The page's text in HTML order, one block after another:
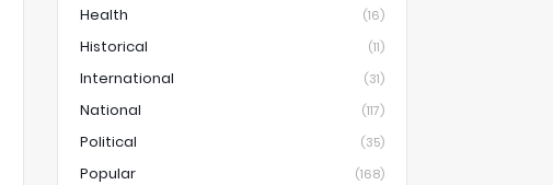
Health (16)
Historical (11)
International (31)
National (117)
Political (35)
Popular (168)